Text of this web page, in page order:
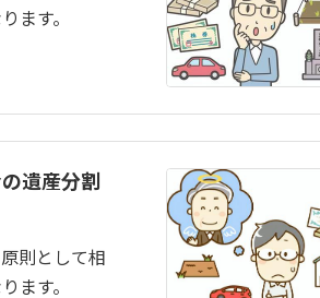
ます。
遺産分割
則として相
ます。